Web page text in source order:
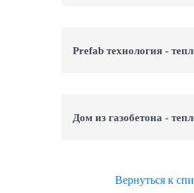
Prefab технология -
Дом из газобетона -
Вернуться к